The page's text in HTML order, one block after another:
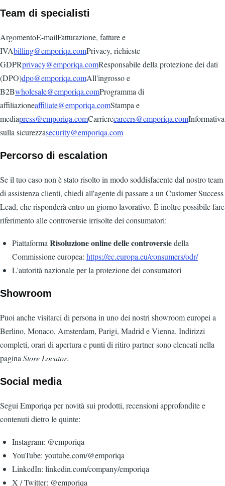
Team di specialisti
ArgomentoE-mailFatturazione, fatture e
IVAbilling@emporiqa.comPrivacy, richieste
GDPRprivacy@emporiqa.comResponsabile della protezione dei dati
(DPO)dpo@emporiqa.comAll'ingrosso e
B2Bwholesale@emporiqa.comProgramma di
affiliazioneaffiliate@emporiqa.comStampa e
mediapress@emporiqa.comCarrierecareers@emporiqa.comInformativa
sulla sicurezzasecurity@emporiqa.com
Percorso di escalation
Se il tuo caso non è stato risolto in modo soddisfacente dal nostro team
di assistenza clienti, chiedi all'agente di passare a un Customer Success
Lead, che risponderà entro un giorno lavorativo. È inoltre possibile fare
riferimento alle controversie irrisolte dei consumatori:
Piattaforma Risoluzione online delle controversiedella
Commissione europea: https://ec.europa.eu/consumers/odr/
L'autorità nazionale per la protezione dei consumatori
Showroom
Puoi anche visitarci di persona in uno dei nostri showroom europei a
Berlino, Monaco, Amsterdam, Parigi, Madrid e Vienna. Indirizzi
completi, orari di apertura e punti di ritiro partner sono elencati nella
pagina Store Locator.
Social media
Segui Emporiqa per novità sui prodotti, recensioni approfondite e
contenuti dietro le quinte:
Instagram: @emporiqa
YouTube: youtube.com/@emporiqa
LinkedIn: linkedin.com/company/emporiqa
X / Twitter: @emporiqa